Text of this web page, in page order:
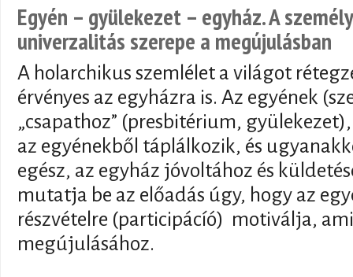
Egyén – gyülekezet – egyház. A
univerzalitás szerepe a megújulásban
A holarchikus szemlélet a világot
érvényes az egyházra is. Az egyének
„csapathoz” (presbitérium,
az egyénekből táplálkozik, és
egész, az egyház jóvoltához és
mutatja be az előadás úgy, hogy az
részvételre (participácíó) motiválja,
megújulásához.